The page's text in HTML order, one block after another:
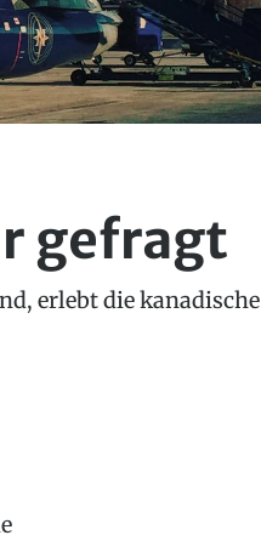
gefragt
erlebt die kanadische